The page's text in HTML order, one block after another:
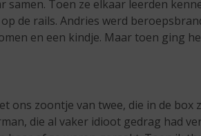
samen. Toen ze elkaar leerden
de rails. Andries werd
en een kindje. Maar toen ging
ons zoontje van twee, die in de box
die al vaker idioot gedrag had